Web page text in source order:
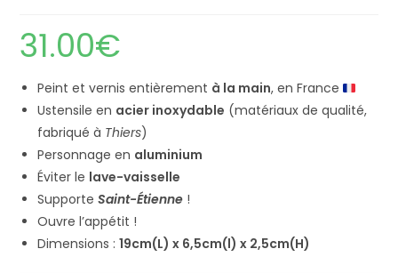
31.00€
Peint et vernis entièrement à la main, en France
Ustensile en acier inoxydable (matériaux de qualité,
fabriqué à Thiers)
Personnage en aluminium
Éviter le lave-vaisselle
SupporteSaint-Étienne !
Ouvre l’appétit !
Dimensions :19cm(L) x 6,5cm(l) x 2,5cm(H)